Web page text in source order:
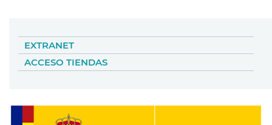
EXTRANET
ACCESO TIENDAS